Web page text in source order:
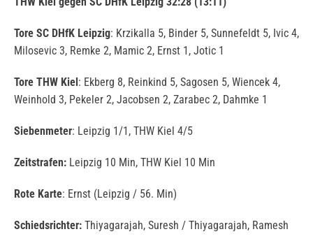
Tore SC DHfK Leipzig: Krzikalla 5, Binder 5, Sunnefeldt 5, Ivic 4,
Milosevic 3, Remke 2, Mamic 2, Ernst 1, Jotic 1
Tore THW Kiel : Ekberg 8, Reinkind 5, Sagosen 5, Wiencek 4,
Weinhold 3, Pekeler 2, Jacobsen 2, Zarabec 2, Dahmke 1
Siebenmeter: Leipzig 1/1, THW Kiel 4/5
Zeitstrafen: Leipzig 10 Min, THW Kiel 10 Min
Rote Karte: Ernst (Leipzig / 56. Min)
Schiedsrichter: Thiyagarajah, Suresh / Thiyagarajah, Ramesh